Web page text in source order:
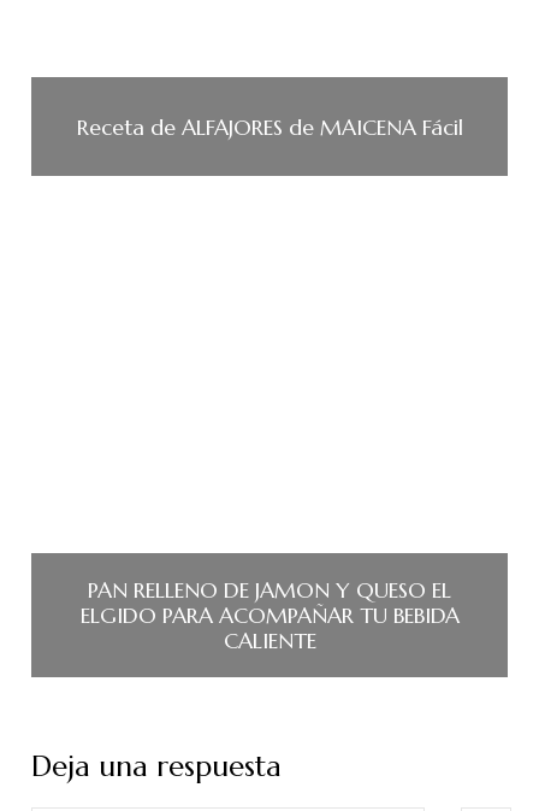
Receta de ALFAJORES de MAICENA Fácil
PAN RELLENO DE JAMON Y QUESO EL
ELGIDO PARA ACOMPAÑAR TU BEBIDA
CALIENTE
Deja una respuesta